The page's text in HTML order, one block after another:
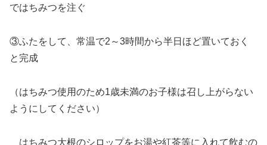
ではちみつを注ぐ
③ふたをして、常温で2～3時間から半日ほど置いておく
と完成
（はちみつ使用のため1歳未満のお子様は召し上がらない
ようにしてください）
はちみつ大根のシロップをお湯や紅茶等に入れて飲むの